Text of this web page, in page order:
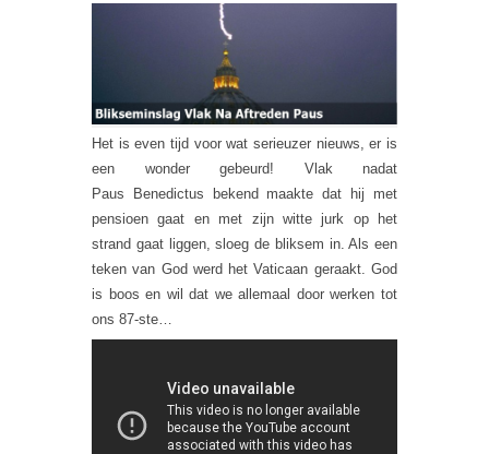
Het is even tijd voor wat serieuzer nieuws, er is
een wonder gebeurd! Vlak nadat
Paus Benedictus bekend maakte dat hij met
pensioen gaat en met zijn witte jurk op het
strand gaat liggen, sloeg de bliksem in. Als een
teken van God werd het Vaticaan geraakt. God
is boos en wil dat we allemaal door werken tot
ons 87-ste…